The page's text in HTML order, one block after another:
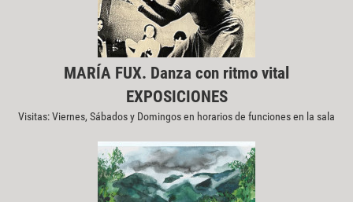
MARÍA FUX. Danza con ritmo vital
EXPOSICIONES
Visitas: Viernes, Sábados y Domingos en horarios de funciones en la sala